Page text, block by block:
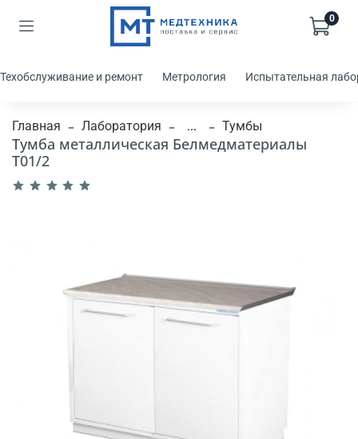
0
Техобслуживание и ремонт Метрология Испытательная
Главная Лаборатория ... Тумбы
Тумба металлическая Белмедматериалы
Т01/2